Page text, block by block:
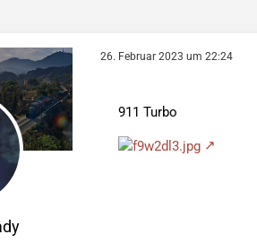
26. Februar 2023 um 22:24
911 Turbo